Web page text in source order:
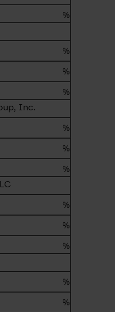
%
%
%
%
Inc.
%
%
%
%
%
%
%
%